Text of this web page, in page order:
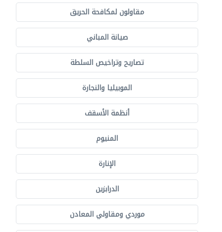
مقاولون لمكافحة الحريق
صيانة المباني
تصاريح وتراخيص السلطة
الموبيليا والنجارة
أنظمة الأسقف
المنيوم
الإنارة
الدرابزين
موردي ومقاولي المعادن